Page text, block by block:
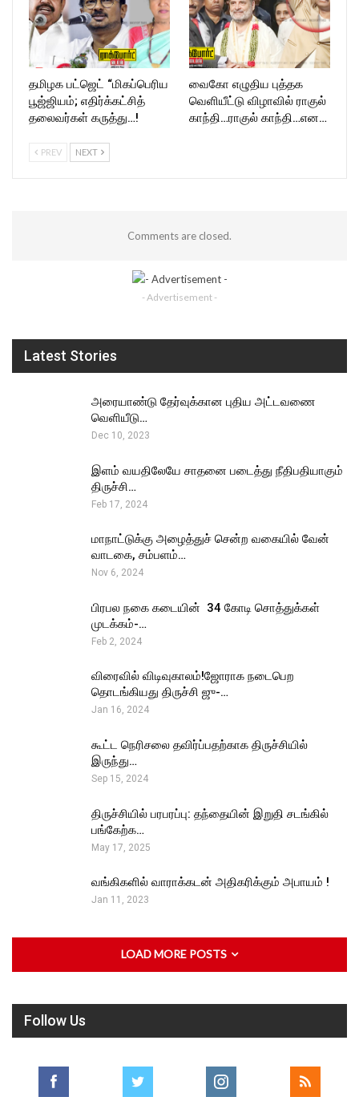
தமிழக பட்ஜெட் “மிகப்பெரிய
பூஜ்ஜியம்; எதிர்க்கட்சித்
தலைவர்கள் கருத்து…!
வைகோ எழுதிய புத்தக
வெளியீட்டு விழாவில் ராகுல்
காந்தி…ராகுல் காந்தி…என…
PREV NEXT
Comments are closed.
- Advertisement -
Latest Stories
அரையாண்டு தேர்வுக்கான புதிய அட்டவணை
வெளியீடு…
Dec 10, 2023
இளம் வயதிலேயே சாதனை படைத்து நீதிபதியாகும்
திருச்சி…
Feb 17, 2024
மாநாட்டுக்கு அழைத்துச் சென்ற வகையில் வேன்
வாடகை, சம்பளம்…
Nov 6, 2024
பிரபல நகை கடையின் ₹ 34 கோடி சொத்துக்கள்
முடக்கம்-…
Feb 2, 2024
விரைவில் விடிவுகாலம்!ஜோராக நடைபெற
தொடங்கியது திருச்சி ஜு-…
Jan 16, 2024
கூட்ட நெரிசலை தவிர்ப்பதற்காக திருச்சியில்
இருந்து…
Sep 15, 2024
திருச்சியில் பரபரப்பு: தந்தையின் இறுதி சடங்கில்
பங்கேற்க…
May 17, 2025
வங்கிகளில் வாராக்கடன் அதிகரிக்கும் அபாயம் !
Jan 11, 2023
LOAD MORE POSTS
Follow Us